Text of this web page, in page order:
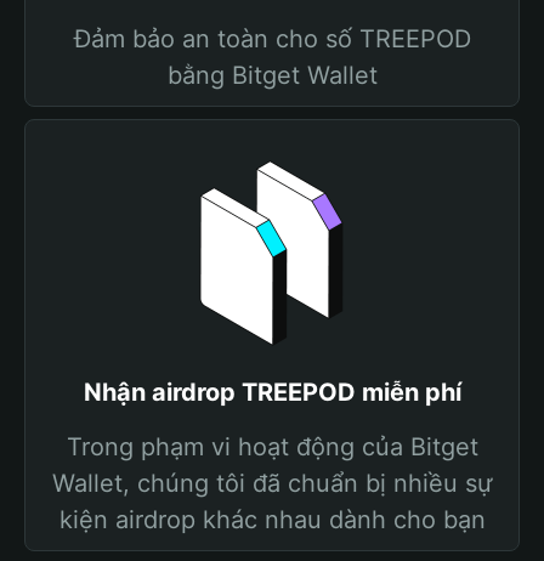
Đảm bảo an toàn cho số TREEPOD
bằng Bitget Wallet
Nhận airdrop TREEPOD miễn phí
Trong phạm vi hoạt động của Bitget
Wallet, chúng tôi đã chuẩn bị nhiều sự
kiện airdrop khác nhau dành cho bạn